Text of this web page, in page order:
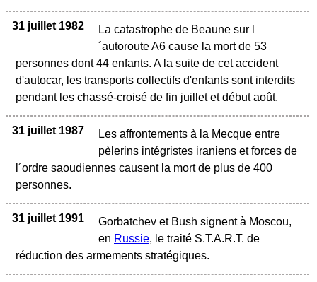
31 juillet 1982
La catastrophe de Beaune sur l
´autoroute A6 cause la mort de 53
personnes dont 44 enfants. A la suite de cet accident
d'autocar, les transports collectifs d'enfants sont interdits
pendant les chassé-croisé de fin juillet et début août.
31 juillet 1987
Les affrontements à la Mecque entre
pèlerins intégristes iraniens et forces de
l´ordre saoudiennes causent la mort de plus de 400
personnes.
31 juillet 1991
Gorbatchev et Bush signent à Moscou,
en Russie, le traité S.T.A.R.T. de
réduction des armements stratégiques.